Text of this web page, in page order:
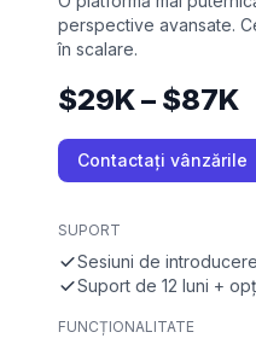
perspective avansate.
în scalare.
$29K – $87K
Contactați vânzările
SUPORT
Sesiuni de
Suport de 12 luni +
FUNCȚIONALITATE